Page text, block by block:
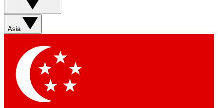
Asia